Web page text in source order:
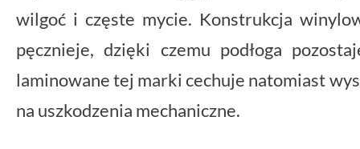
wilgoć i częste mycie. Konstrukcja
pęcznieje, dzięki czemu podłoga
laminowane tej marki cechuje natomiast
na uszkodzenia mechaniczne.